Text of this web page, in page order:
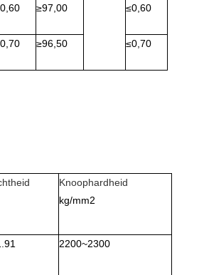
0,60 ≥97,00 ≤0,60
0,70 ≥96,50 ≤0,70
Knoophardheid
kg/mm2
2200~2300